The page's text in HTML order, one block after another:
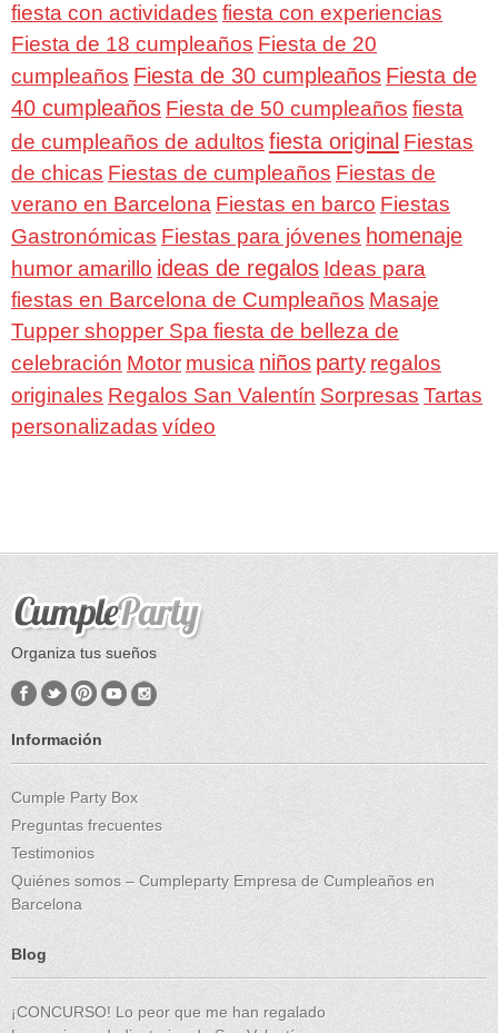
fiesta con actividades fiesta con experiencias
Fiesta de 18 cumpleaños Fiesta de 20
cumpleaños Fiesta de 30 cumpleaños Fiesta de
40 cumpleaños Fiesta de 50 cumpleaños fiesta
de cumpleaños de adultos fiesta original Fiestas
de chicas Fiestas de cumpleaños Fiestas de
verano en Barcelona Fiestas en barco Fiestas
Gastronómicas Fiestas para jóvenes homenaje
humor amarillo ideas de regalos Ideas para
fiestas en Barcelona de Cumpleaños Masaje
Tupper shopper Spa fiesta de belleza de
celebración Motor musica niños party regalos
originales Regalos San Valentín Sorpresas Tartas
personalizadas vídeo
Organiza tus sueños
Información
Cumple Party Box
Preguntas frecuentes
Testimonios
Quiénes somos – Cumpleparty Empresa de Cumpleaños en
Barcelona
Blog
¡CONCURSO! Lo peor que me han regalado